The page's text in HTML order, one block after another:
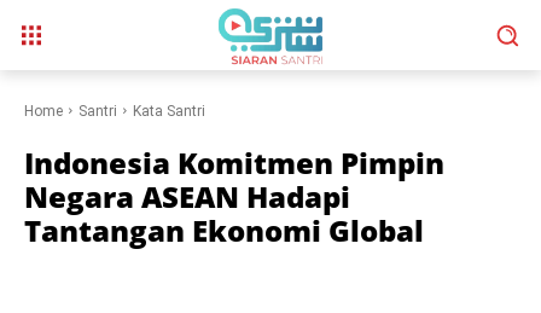
Home Santri Kata Santri
Indonesia Komitmen Pimpin
Negara ASEAN Hadapi
Tantangan Ekonomi Global